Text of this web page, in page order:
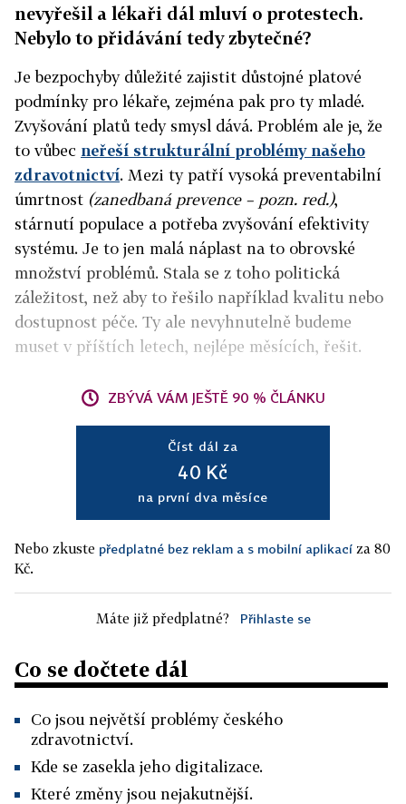
nevyřešil a lékaři dál mluví o protestech.
Nebylo to přidávání tedy zbytečné?
Je bezpochyby důležité zajistit důstojné platové
podmínky pro lékaře, zejména pak pro ty mladé.
Zvyšování platů tedy smysl dává. Problém ale je, že
to vůbec neřeší strukturální problémy našeho
zdravotnictví. Mezi ty patří vysoká preventabilní
úmrtnost (zanedbaná prevence – pozn. red.),
stárnutí populace a potřeba zvyšování efektivity
systému. Je to jen malá náplast na to obrovské
množství problémů. Stala se z toho politická
záležitost, než aby to řešilo například kvalitu nebo
dostupnost péče. Ty ale nevyhnutelně budeme
muset v příštích letech, nejlépe měsících, řešit.
ZBÝVÁ VÁM JEŠTĚ 90 % ČLÁNKU
Číst dál za
40 Kč
na první dva měsíce
Nebo zkuste předplatné bez reklam a s mobilní aplikací za 80
Kč.
Máte již předplatné? Přihlaste se
Co se dočtete dál
Co jsou největší problémy českého
zdravotnictví.
Kde se zasekla jeho digitalizace.
Které změny jsou nejakutnější.